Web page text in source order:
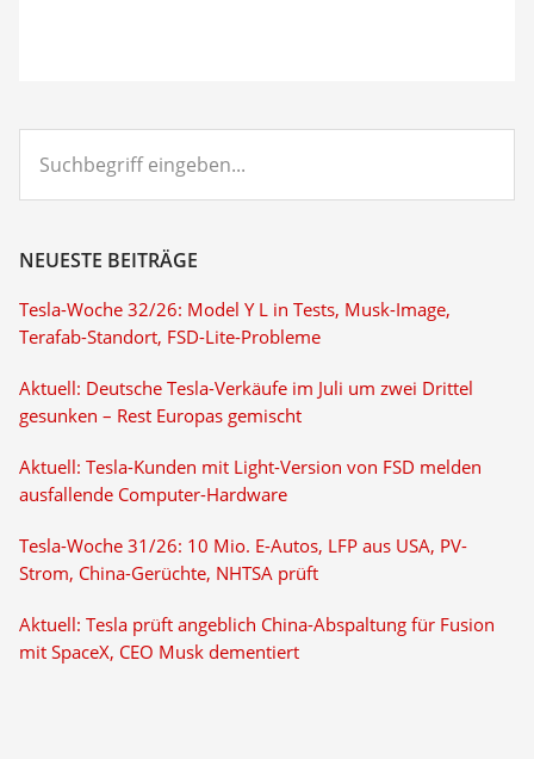
eingeben...
NEUESTE BEITRÄGE
Tesla-Woche 32/26: Model Y L in Tests, Musk-Image,
Terafab-Standort, FSD-Lite-Probleme
Aktuell: Deutsche Tesla-Verkäufe im Juli um zwei Drittel
gesunken – Rest Europas gemischt
Aktuell: Tesla-Kunden mit Light-Version von FSD melden
ausfallende Computer-Hardware
Tesla-Woche 31/26: 10 Mio. E-Autos, LFP aus USA, PV-
Strom, China-Gerüchte, NHTSA prüft
Aktuell: Tesla prüft angeblich China-Abspaltung für Fusion
mit SpaceX, CEO Musk dementiert